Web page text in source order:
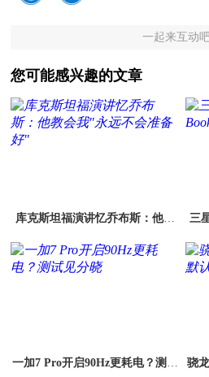
一起来互动吧
您可能感兴趣的文章
库克斯坦福演讲忆乔布斯：他教
三
一加7 Pro开启90Hz更耗电？测试
骁